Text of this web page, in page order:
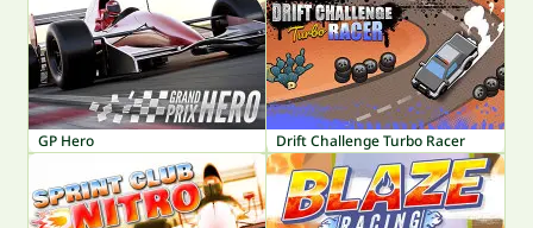
GP Hero Drift Challenge Turbo Racer